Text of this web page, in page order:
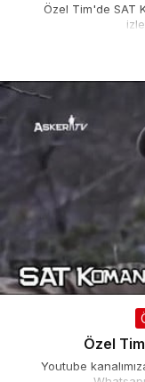
Özel Tim'de SAT
Özel
Youtube